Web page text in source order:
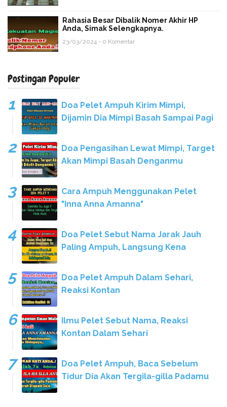
Rahasia Besar Dibalik Nomer Akhir HP
Anda, Simak Selengkapnya.
23/03/2024 - 0 Komentar
Postingan Populer
Doa Pelet Ampuh Kirim Mimpi,
Dijamin Dia Mimpi Basah Sampai Pagi
Doa Pengasihan Lewat Mimpi, Target
Akan Mimpi Basah Denganmu
Cara Ampuh Menggunakan Pelet
"Inna Anna Amanna"
Doa Pelet Sebut Nama Jarak Jauh
Paling Ampuh, Langsung Kena
Doa Pelet Ampuh Dalam Sehari,
Reaksi Kontan
Ilmu Pelet Sebut Nama, Reaksi
Kontan Dalam Sehari
Doa Pelet Ampuh, Baca Sebelum
Tidur Dia Akan Tergila-gilla Padamu